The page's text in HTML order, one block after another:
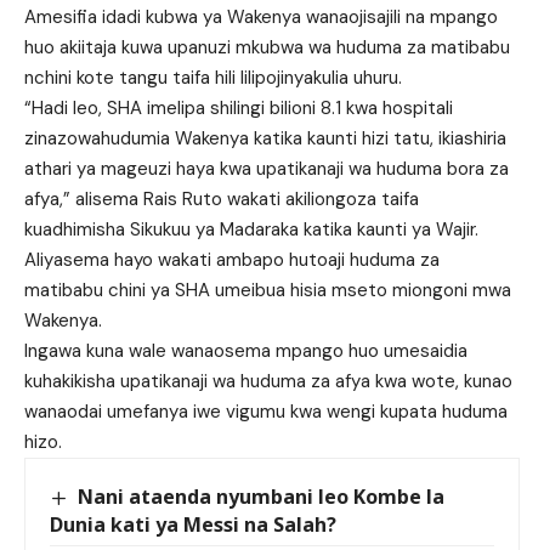
Amesifia idadi kubwa ya Wakenya wanaojisajili na mpango
huo akiitaja kuwa upanuzi mkubwa wa huduma za matibabu
nchini kote tangu taifa hili lilipojinyakulia uhuru.
“Hadi leo, SHA imelipa shilingi bilioni 8.1 kwa hospitali
zinazowahudumia Wakenya katika kaunti hizi tatu, ikiashiria
athari ya mageuzi haya kwa upatikanaji wa huduma bora za
afya,” alisema Rais Ruto wakati akiliongoza taifa
kuadhimisha Sikukuu ya Madaraka katika kaunti ya Wajir.
Aliyasema hayo wakati ambapo hutoaji huduma za
matibabu chini ya SHA umeibua hisia mseto miongoni mwa
Wakenya.
Ingawa kuna wale wanaosema mpango huo umesaidia
kuhakikisha upatikanaji wa huduma za afya kwa wote, kunao
wanaodai umefanya iwe vigumu kwa wengi kupata huduma
hizo.
Nani ataenda nyumbani leo Kombe la
Dunia kati ya Messi na Salah?